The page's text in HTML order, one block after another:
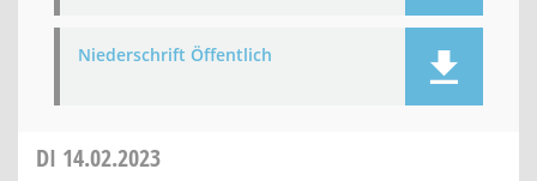
Niederschrift Öffentlich
DI 14.02.2023